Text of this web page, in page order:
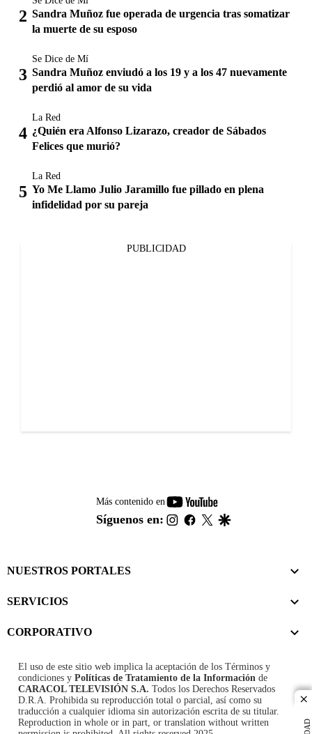
Sandra Muñoz fue operada de urgencia tras somatizar
la muerte de su esposo
Se Dice de Mí
Sandra Muñoz enviudó a los 19 y a los 47 nuevamente
perdió al amor de su vida
La Red
¿Quién era Alfonso Lizarazo, creador de Sábados
Felices que murió?
La Red
Yo Me Llamo Julio Jaramillo fue pillado en plena
infidelidad por su pareja
PUBLICIDAD
Más contenido en
youtube-
footer
Síguenos en: instagram
facebook
twitter
NUESTROS PORTALES
SERVICIOS
CORPORATIVO
El uso de este sitio web implica la aceptación de los Términos y
condiciones y Políticas de Tratamiento de la Información de
CARACOL TELEVISIÓN S.A. Todos los Derechos Reservados
D.R.A. Prohibida su reproducción total o parcial, así como su
traducción a cualquier idioma sin autorización escrita de su titular.
Reproduction in whole or in part, or translation without written